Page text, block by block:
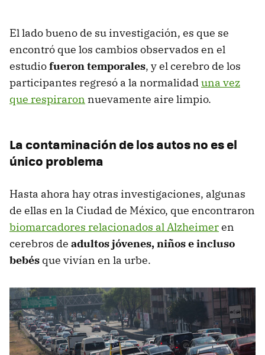
El lado bueno de su investigación, es que se
encontró que los cambios observados en el
estudiofueron temporales, y el cerebro de los
participantes regresó a la normalidaduna vez
que respiraron nuevamente aire limpio.
La contaminación de los autos no es el
único problema
Hasta ahora hay otras investigaciones, algunas
de ellas en la Ciudad de México, que encontraron
biomarcadores relacionados al Alzheimeren
cerebros de adultos jóvenes, niños e incluso
bebés que vivían en la urbe.